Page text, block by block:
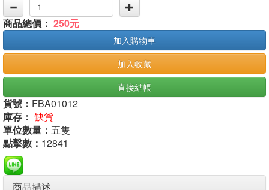
商品總價： 250元
加入購物車
加入收藏
直接結帳
貨號： FBA01012
庫存： 缺貨
單位數量： 五隻
點擊數： 12841
商品描述